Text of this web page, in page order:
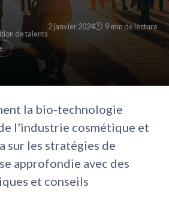
de talents
2 janvier 2024 9 min de lecture
la bio-technologie
l'industrie cosmétique et
sur les stratégies de
approfondie avec des
et conseils
formulaire, j'accepte d'être
commerciales par Cosmetics
peut-être plus tard
j'accepte de recevoir les emails
et les offres de ses partenaires.
peut-être plus tard